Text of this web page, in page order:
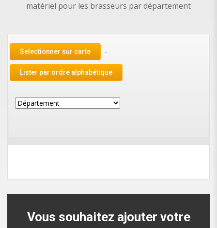
matériel pour les brasseurs par département
Selectionner sur carte -
Lister par ordre alphabétique
Vous souhaitez ajouter votre